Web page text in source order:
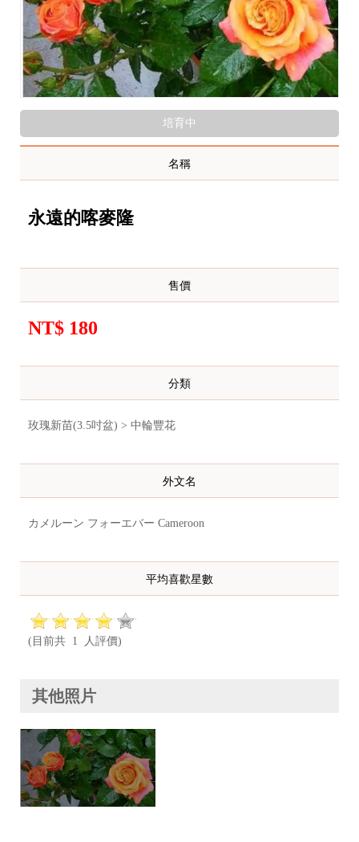
培育中
名稱
永遠的喀麥隆
售價
NT$ 180
分類
玫瑰新苗(3.5吋盆) > 中輪豐花
外文名
カメルーン フォーエバー Cameroon
平均喜歡星數
(目前共 1 人評價)
其他照片